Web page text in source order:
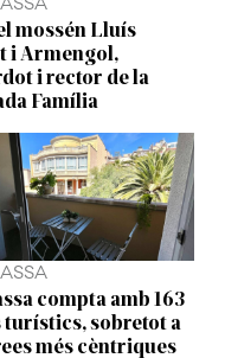
mossén Lluís
i Armengol,
i rector de la
Família
compta amb 163
turístics, sobretot a
més cèntriques